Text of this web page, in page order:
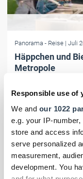
Responsible use of
We and our 1022
e.g. your IP-
store and access
serve personalized
measurement,
development. You
Panorama - Reise | Juli
Häppchen und
Metropole
traditionsreichen "Hapje-